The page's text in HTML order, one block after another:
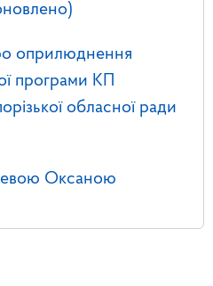
оприлюднення
програми КП
обласної ради
Оксаною